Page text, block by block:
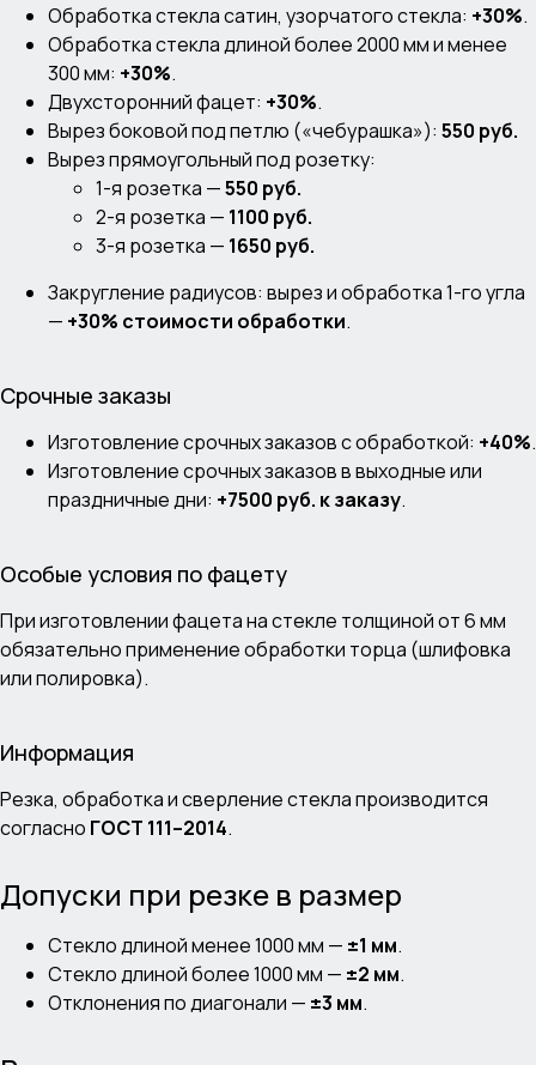
Обработка стекла сатин, узорчатого стекла: +30%.
Обработка стекла длиной более 2000 мм и менее
300 мм: +30%.
Двухсторонний фацет: +30%.
Вырез боковой под петлю («чебурашка»): 550 руб.
Вырез прямоугольный под розетку:
1-я розетка —550 руб.
2-я розетка — 1100 руб.
3-я розетка — 1650 руб.
Закругление радиусов: вырез и обработка 1-го угла
— +30% стоимости обработки.
Срочные заказы
Изготовление срочных заказов с обработкой: +40%.
Изготовление срочных заказов в выходные или
праздничные дни: +7500 руб. к заказу.
Особые условия по фацету
При изготовлении фацета на стекле толщиной от 6 мм
обязательно применение обработки торца (шлифовка
или полировка).
Информация
Резка, обработка и сверление стекла производится
согласно ГОСТ 111–2014.
Допуски при резке в размер
Стекло длиной менее 1000 мм — ±1 мм.
Стекло длиной более 1000 мм — ±2 мм.
Отклонения по диагонали — ±3 мм.